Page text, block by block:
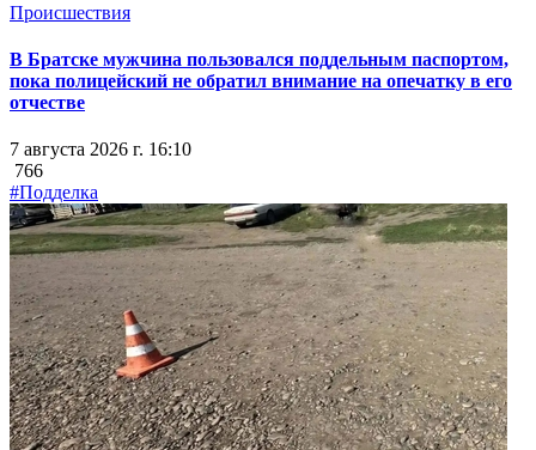
Происшествия
В Братске мужчина пользовался поддельным паспортом,
пока полицейский не обратил внимание на опечатку в его
отчестве
7 августа 2026 г. 16:10
766
#Подделка